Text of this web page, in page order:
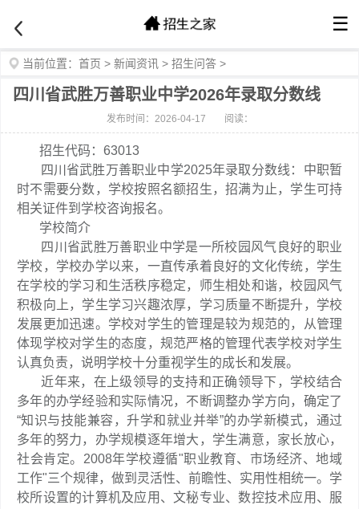
☰
当前位置： 首页 > 新闻资讯 > 招生问答 >
四川省武胜万善职业中学2026年录取分数线
发布时间：2026-04-17 阅读：
招生代码：63013
四川省武胜万善职业中学2025年录取分数线：中职暂
时不需要分数，学校按照名额招生，招满为止，学生可持
相关证件到学校咨询报名。
学校简介
四川省武胜万善职业中学是一所校园风气良好的职业
学校，学校办学以来，一直传承着良好的文化传统，学生
在学校的学习和生活秩序稳定，师生相处和谐，校园风气
积极向上，学生学习兴趣浓厚，学习质量不断提升，学校
发展更加迅速。学校对学生的管理是较为规范的，从管理
体现学校对学生的态度，规范严格的管理代表学校对学生
认真负责，说明学校十分重视学生的成长和发展。
近年来，在上级领导的支持和正确领导下，学校结合
多年的办学经验和实际情况，不断调整办学方向，确定了
“知识与技能兼容，升学和就业并举”的办学新模式，通过
多年的努力，办学规模逐年增大，学生满意，家长放心，
社会肯定。2008年学校遵循"职业教育、市场经济、地域
工作"三个规律，做到灵活性、前瞻性、实用性相统一。学
校所设置的计算机及应用、文秘专业、数控技术应用、服